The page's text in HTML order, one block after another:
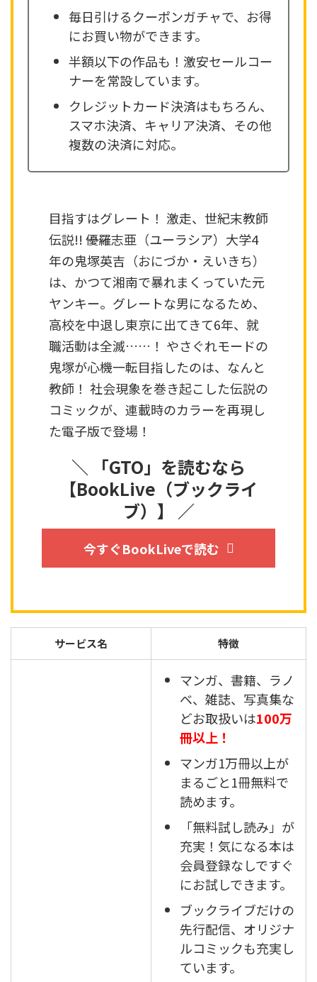
毎日引けるクーポンガチャで、お得
にお買い物ができます。
半額以下の作品も！激安セールコー
ナーを常設しています。
クレジットカード決済はもちろん、
スマホ決済、キャリア決済、その他
複数の決済に対応。
目指すはグレート！ 激走、世紀末教師
伝説!! ――優羅志亜（ユーラシア）大学4
年の鬼塚英吉（おにづか・えいきち）
は、かつて湘南で暴れまくっていた元
ヤンキー。グレートな男になるため、
高校を中退し東京に出てきて6年、就
職活動は全滅……！ やさぐれモードの
鬼塚が心機一転目指したのは、なんと
教師！ 社会現象を巻き起こした伝説の
コミックが、連載時のカラーを再現し
た電子版で登場！
＼ 「GTO」を読むなら
【BookLive（ブックライ
ブ）】 ／
今すぐBookLiveで読む
サービス名 特徴
マンガ、書籍、ラノ
ベ、雑誌、写真集な
どお取扱いは100万
冊以上！
マンガ1万冊以上が
まるごと1冊無料で
読めます。
「無料試し読み」が
充実！気になる本は
会員登録なしですぐ
にお試しできます。
ブックライブだけの
先行配信、オリジナ
ルコミックも充実し
ています。